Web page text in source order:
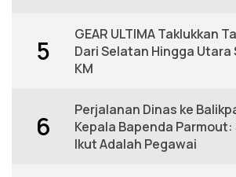
5
GEAR ULTIMA Taklukkan
Dari Selatan Hingga Utara
KM
6
Perjalanan Dinas ke
Kepala Bapenda Parmout:
Ikut Adalah Pegawai